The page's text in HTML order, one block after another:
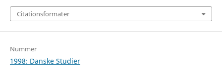
Citationsformater
Nummer
1998: Danske Studier